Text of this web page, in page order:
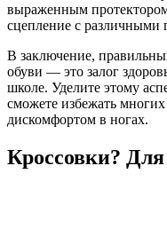
выраженным
сцепление с различными
В заключение,
обуви — это залог
школе. Уделите этому
сможете избежать
дискомфортом в ногах.
Кроссовки? Для